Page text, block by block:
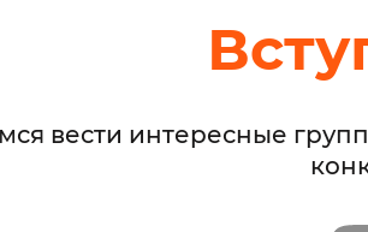
вести интересные